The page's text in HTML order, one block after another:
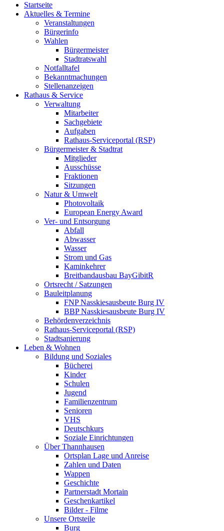
Startseite
Aktuelles & Termine
Veranstaltungen
Bürgerinfo
Wahlen
Bürgermeister
Stadtratswahl
Notfalltafel
Bekanntmachungen
Stellenanzeigen
Rathaus & Service
Verwaltung
Mitarbeiter
Sachgebiete
Aufgaben
Rathaus-Serviceportal (RSP)
Bürgermeister & Stadtrat
Mitglieder
Ausschüsse
Fraktionen
Sitzungen
Natur & Umwelt
Photovoltaik
European Energy Award
Ver- und Entsorgung
Abfall
Abwasser
Wasser
Strom und Gas
Kaminkehrer
Breitbandausbau BayGibitR
Ortsrecht / Satzungen
Bauleitplanung
FNP Nasskiesausbeute Burg IV
BBP Nasskiesausbeute Burg IV
Behördenverzeichnis
Rathaus-Serviceportal (RSP)
Stadtsanierung
Leben & Wohnen
Bildung und Soziales
Bücherei
Kinder
Schulen
Jugend
Familienzentrum
Senioren
VHS
Deutschkurs
Soziale Einrichtungen
Über Thannhausen
Ortsplan Lage und Anreise
Zahlen und Daten
Wappen
Geschichte
Partnerstadt Mortain
Geschenkartikel
Bilder - Filme
Unsere Ortsteile
Burg